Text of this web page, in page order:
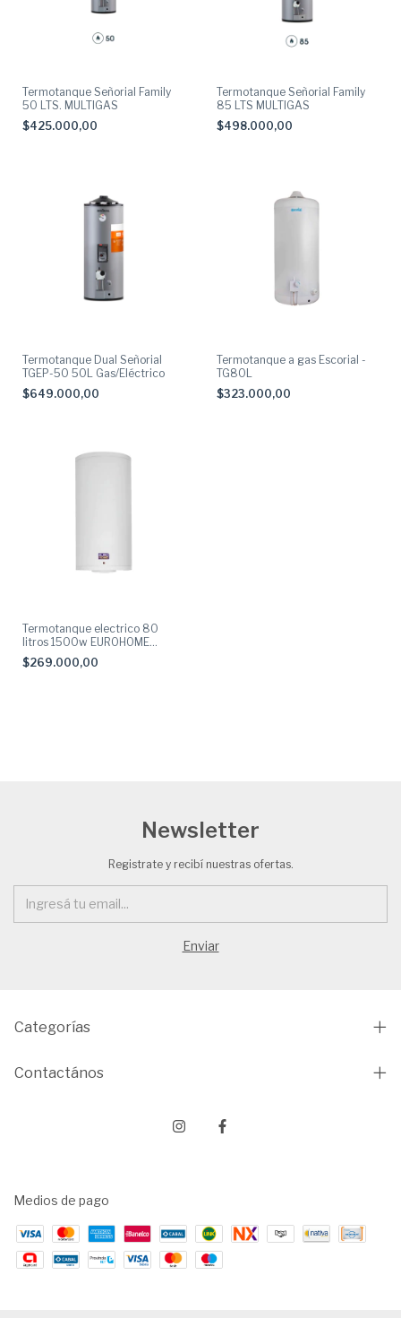
Termotanque Señorial Family
50 LTS. MULTIGAS
$425.000,00
Termotanque Señorial Family
85 LTS MULTIGAS
$498.000,00
Termotanque Dual Señorial
TGEP-50 50L Gas/Eléctrico
$649.000,00
Termotanque a gas Escorial -
TG80L
$323.000,00
Termotanque electrico 80
litros 1500w EUROHOME
TEM080BO1
$269.000,00
Newsletter
Registrate y recibí nuestras ofertas.
Categorías
Contactános
Medios de pago